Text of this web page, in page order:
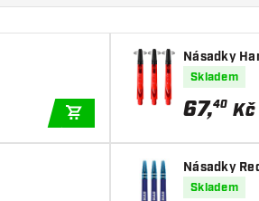
Násadky
Skladem
67,40 Kč
Násadky
Skladem